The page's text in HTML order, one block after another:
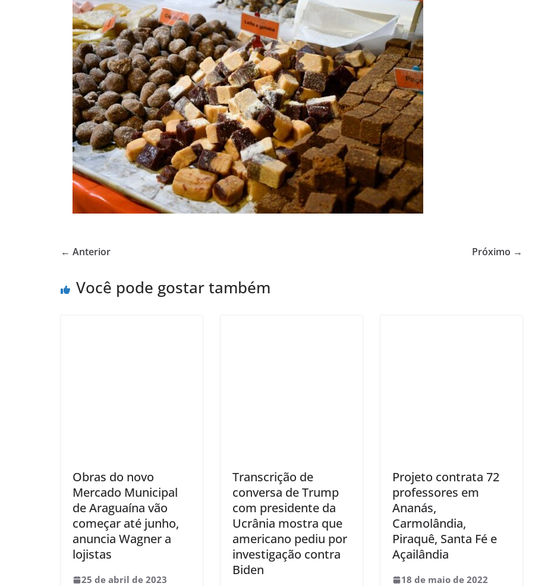
← Anterior Próximo →
Você pode gostar também
Obras do novo
Mercado Municipal
de Araguaína vão
começar até junho,
anuncia Wagner a
lojistas
25 de abril de 2023
Transcrição de
conversa de Trump
com presidente da
Ucrânia mostra que
americano pediu por
investigação contra
Biden
Projeto contrata 72
professores em
Ananás,
Carmolândia,
Piraquê, Santa Fé e
Açailândia
18 de maio de 2022